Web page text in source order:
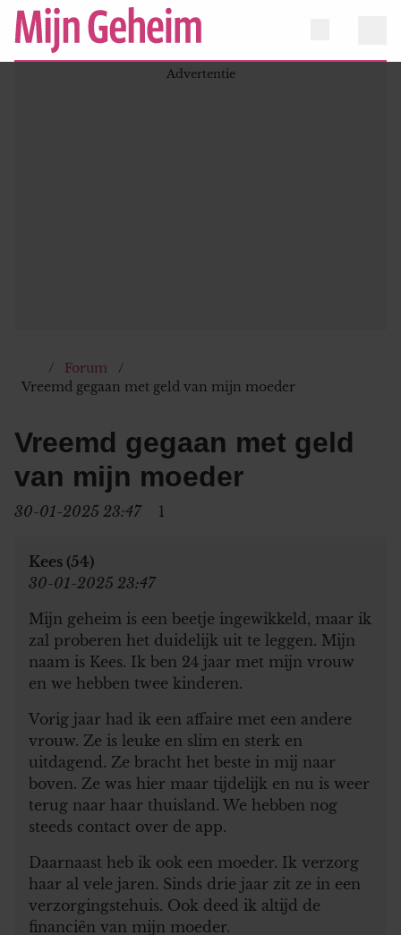
Forum
Vreemd gegaan met geld van mijn moeder
Vreemd gegaan met geld
van mijn moeder
30-01-2025 23:47 1
Kees (54)
30-01-2025 23:47
Mijn geheim is een beetje ingewikkeld, maar ik
zal proberen het duidelijk uit te leggen. Mijn
naam is Kees. Ik ben 24 jaar met mijn vrouw
en we hebben twee kinderen.
Vorig jaar had ik een affaire met een andere
vrouw. Ze is leuke en slim en sterk en
uitdagend. Ze bracht het beste in mij naar
boven. Ze was hier maar tijdelijk en nu is weer
terug naar haar thuisland. We hebben nog
steeds contact over de app.
Daarnaast heb ik ook een moeder. Ik verzorg
haar al vele jaren. Sinds drie jaar zit ze in een
verzorgingstehuis. Ook deed ik altijd de
financiën van mijn moeder.